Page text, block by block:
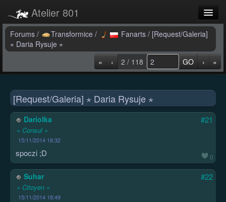
Atelier 801
Forums
Dev Tracker
Connexion
Langue
Forums / Transformice / Fanarts / [Request/Galeria]
⋆ Daria Rysuje ⋆
«
‹ 2 / 118 GO › »
[Request/Galeria] ⋆ Daria Rysuje ⋆
Dariolka
« Consul »
15/11/2014 18:32
#21
0
spoczi ;D
Suhar
« Citoyen »
15/11/2014 18:49
#22